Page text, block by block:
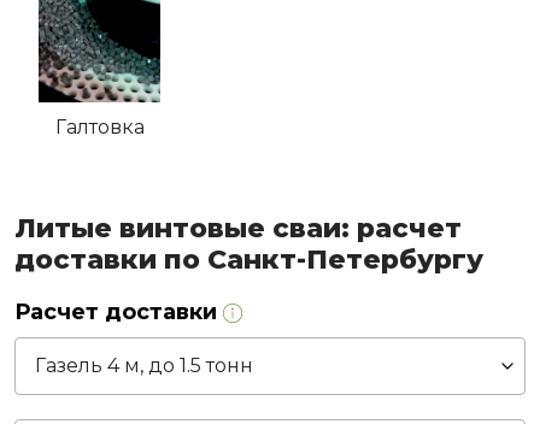
Галтовка
Литые винтовые сваи: расчет
доставки по Санкт-Петербургу
Расчет доставки